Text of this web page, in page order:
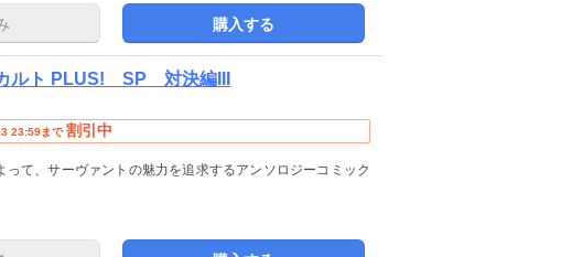
購入する
ルト PLUS! SP 対決編III
23:59まで 割引中
て、サーヴァントの魅力を追求するアンソロジーコミック